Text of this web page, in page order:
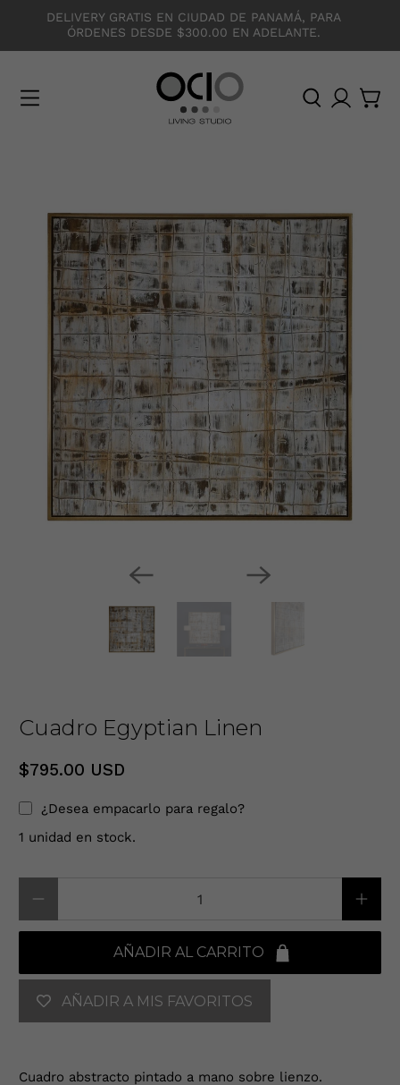
DELIVERY GRATIS EN CIUDAD DE PANAMÁ, PARA
ÓRDENES DESDE $300.00 EN ADELANTE.
Cuadro Egyptian Linen
$795.00 USD
¿Desea empacarlo para regalo?
1 unidad en stock.
AÑADIR AL CARRITO
AÑADIR A MIS FAVORITOS
Cuadro abstracto pintado a mano sobre lienzo.